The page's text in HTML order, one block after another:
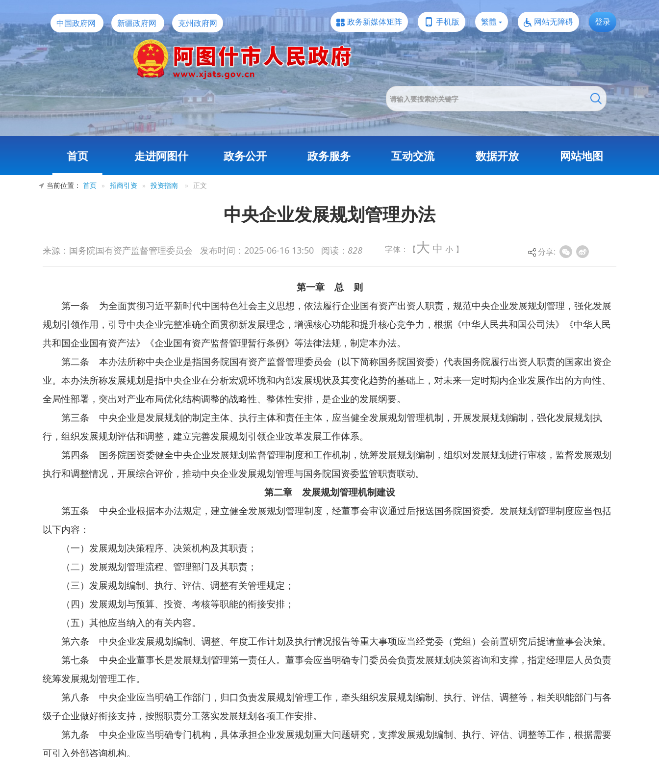
中国政府网 新疆政府网 克州政府网 政务新媒体矩阵 手机版 繁體 网站无障碍 登录
首页 走进阿图什 政务公开 政务服务 互动交流 数据开放 网站地图
当前位置： 首页 » 招商引资 » 投资指南 » 正文
中央企业发展规划管理办法
来源：国务院国有资产监督管理委员会 发布时间： 2025-06-16 13:50 阅读： 828 字体：【大 中 小 】 分享:
第一条 为全面贯彻习近平新时代中国特色社会主义思想，依法履行企业国有资产出资人职责，规范中央企业发展规划管理，强化发展
共和国企业国有资产法》《企业国有资产监督管理暂行条例》等法律法规，制定本办法。
第二条 本办法所称中央企业是指国务院国有资产监督管理委员会（以下简称国务院国资委）代表国务院履行出资人职责的国家出资企
第三条 中央企业是发展规划的制定主体、执行主体和责任主体，应当健全发展规划管理机制，开展发展规划编制，强化发展规划执
行，组织发展规划评估和调整，建立完善发展规划引领企业改革发展工作体系。
第四条 国务院国资委健全中央企业发展规划监督管理制度和工作机制，统筹发展规划编制，组织对发展规划进行审核，监督发展规划
执行和调整情况，开展综合评价，推动中央企业发展规划管理与国务院国资委监管职责联动。
第五条 中央企业根据本办法规定，建立健全发展规划管理制度，经董事会审议通过后报送国务院国资委。发展规划管理制度应当包括
以下内容：
（一）发展规划决策程序、决策机构及其职责；
（二）发展规划管理流程、管理部门及其职责；
第六条 中央企业发展规划编制、调整、年度工作计划及执行情况报告等重大事项应当经党委（党组）会前置研究后提请董事会决策。
第七条 中央企业董事长是发展规划管理第一责任人。董事会应当明确专门委员会负责发展规划决策咨询和支撑，指定经理层人员负责
统筹发展规划管理工作。
第八条 中央企业应当明确工作部门，归口负责发展规划管理工作，牵头组织发展规划编制、执行、评估、调整等，相关职能部门与各
第九条 中央企业应当明确专门机构，具体承担企业发展规划重大问题研究，支撑发展规划编制、执行、评估、调整等工作，根据需要
可引入外部咨询机构。
第十条 中央企业应当加强发展规划基础信息管理，跟踪监测产业发展情况，动态评估发展规划执行情况。
第十一条 国务院国资委健全专家咨询机制，建立完善信息系统，建设发展规划数据库，作为推进国有经济布局优化结构调整的基础支
撑。
第十二条 国务院国资委统筹总体发展规划、重点任务规划、企业规划三级规划编制和组织实施，加强与各管理部门战略协同。
第十三条 国务院国资委按照国家规划周期，编制中央企业总体发展规划，明确未来五年发展总体思路、发展目标、重点任务和保障措
第十四条 国务院国资委根据中央企业总体发展规划重点任务安排编制相关规划，明确具体目标和举措。